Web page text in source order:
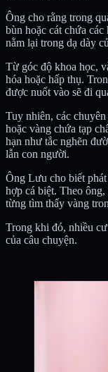
Ông cho rằng trong
bùn hoặc cát chứa
nằm lại trong dạ dày
Từ góc độ khoa học,
hóa hoặc hấp thụ.
được nuốt vào sẽ đi
Tuy nhiên, các
hoặc vàng chứa tạp
hạn như tắc nghẽn
lẫn con người.
Ông Lưu cho biết
hợp cá biệt. Theo
từng tìm thấy vàng
Trong khi đó, nhiều
của câu chuyện.